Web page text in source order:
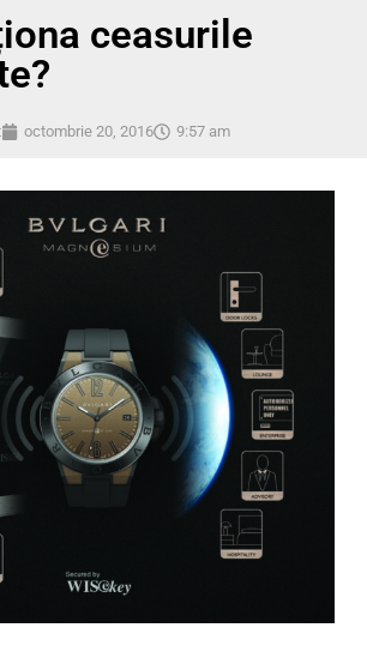
ceasurile
octombrie 20, 2016 9:57 am